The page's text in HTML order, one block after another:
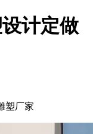
计定做
塑厂家